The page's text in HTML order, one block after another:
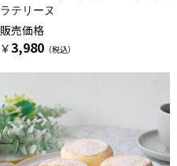
ラテリーヌ
販売価格
￥3,980